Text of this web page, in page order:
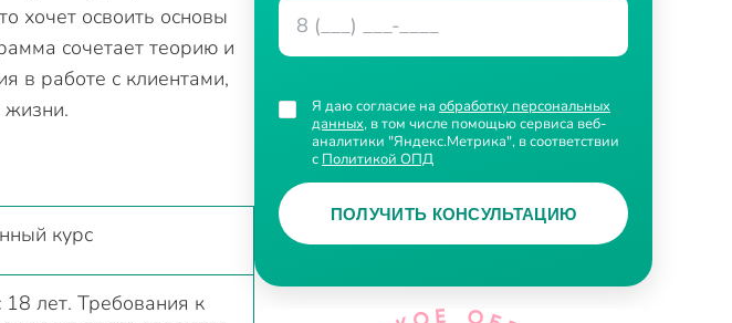
Я даю согласие на обработку персональных
данных, в том числе помощью сервиса веб-
аналитики "Яндекс.Метрика", в соответствии
с Политикой ОПД
ПОЛУЧИТЬ КОНСУЛЬТАЦИЮ
хочет освоить основы
сочетает теорию и
в работе с клиентами,
курс
лет. Требования к